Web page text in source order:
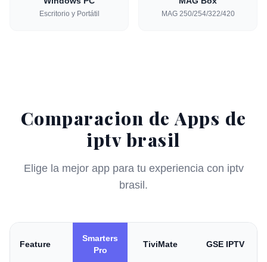
Escritorio y Portátil MAG 250/254/322/420
Comparacion de Apps de
iptv brasil
Elige la mejor app para tu experiencia con iptv
brasil.
Feature
Smarters
Pro
TiviMate GSE IPTV